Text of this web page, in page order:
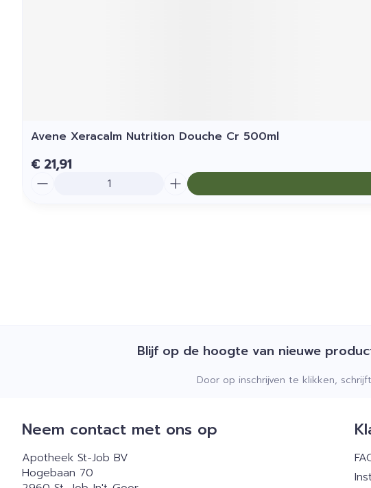
Avene Xeracalm Nutrition Douche Cr 500ml
€ 21,91
Blijf op de hoogte van nieuwe
Door op inschrijven te klikken,
Neem contact met ons op
Apotheek St-Job BV
Hogebaan 70